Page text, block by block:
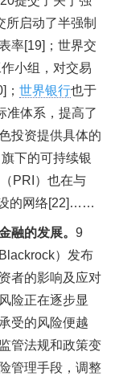
所启动了半强制
率[19]；世界交
小组，对交易
世界银行也于
准体系，提高了
投资提供具体的
下的可持续银
PRI）也在与
的网络[22]……
融的发展。 9
）发布
者的影响及应对
险正在逐步显
受的风险便越
管法规和政策变
管理手段，调整